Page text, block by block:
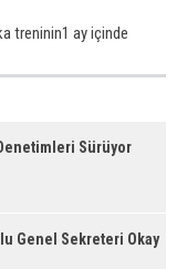
treninin1 ay içinde
Sürüyor
Genel Sekreteri Okay